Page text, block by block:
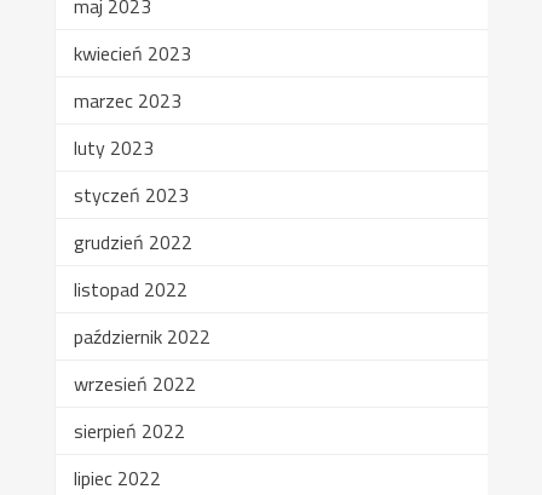
maj 2023
kwiecień 2023
marzec 2023
luty 2023
styczeń 2023
grudzień 2022
listopad 2022
październik 2022
wrzesień 2022
sierpień 2022
lipiec 2022